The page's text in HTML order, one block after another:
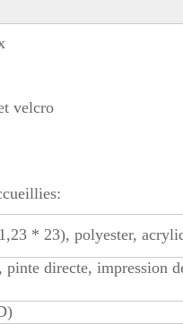
velcro
* 23), polyester,
directe, impression